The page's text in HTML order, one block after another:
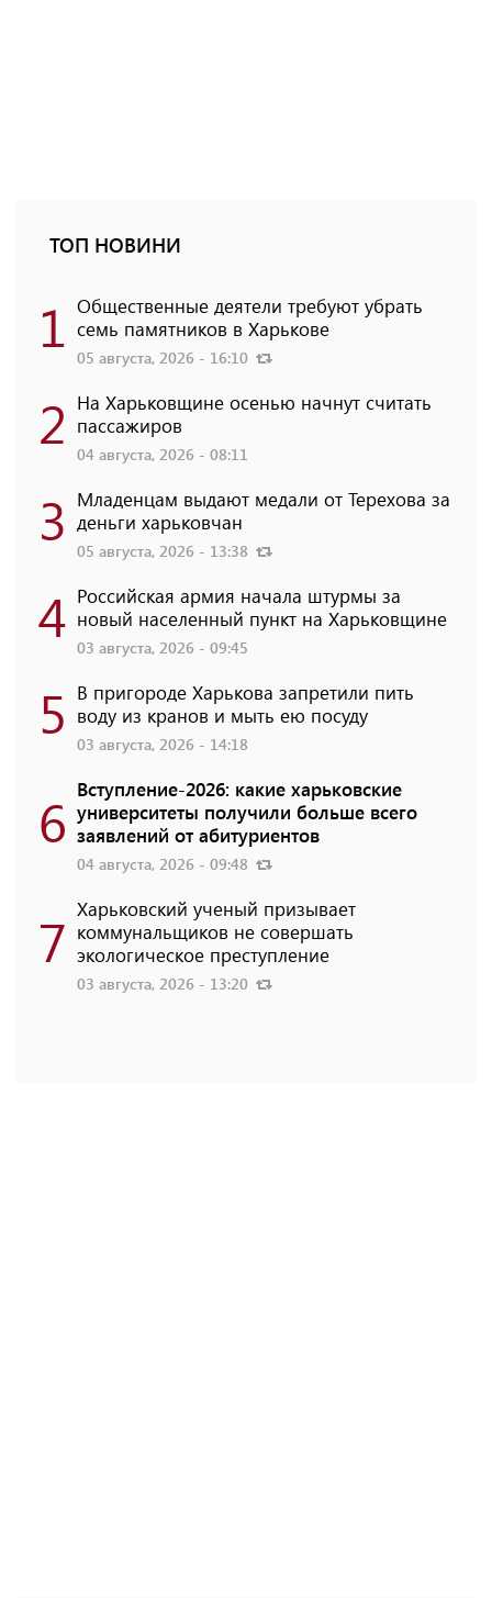
ТОП НОВИНИ
1 Общественные деятели требуют убрать
семь памятников в Харькове
05 августа, 2026 - 16:10
2 На Харьковщине осенью начнут считать
пассажиров
04 августа, 2026 - 08:11
3 Младенцам выдают медали от Терехова за
деньги харьковчан
05 августа, 2026 - 13:38
4 Российская армия начала штурмы за
новый населенный пункт на Харьковщине
03 августа, 2026 - 09:45
5 В пригороде Харькова запретили пить
воду из кранов и мыть ею посуду
03 августа, 2026 - 14:18
6 Вступление-2026: какие харьковские
университеты получили больше всего
заявлений от абитуриентов
04 августа, 2026 - 09:48
7 Харьковский ученый призывает
коммунальщиков не совершать
экологическое преступление
03 августа, 2026 - 13:20